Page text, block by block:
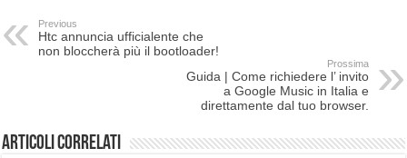
Previous
Htc annuncia ufficialente che
non bloccherà più il bootloader!
Prossima
Guida | Come richiedere l’ invito
a Google Music in Italia e
direttamente dal tuo browser.
Articoli correlati